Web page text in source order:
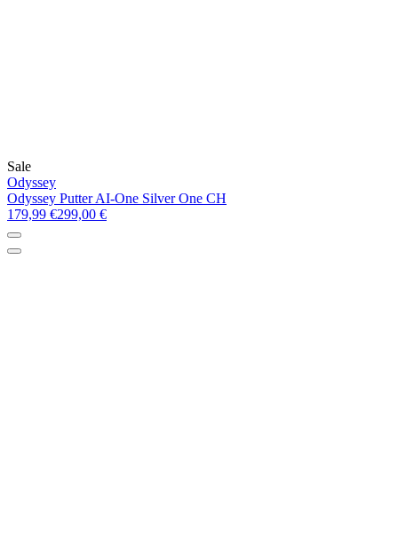
Sale
Odyssey
Odyssey Putter AI-One Silver One CH
179,99 €299,00 €